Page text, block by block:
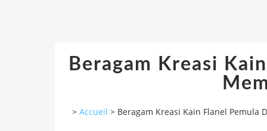
Beragam Kreasi
> Accueil > Beragam Kreasi Kain Flanel Pemula